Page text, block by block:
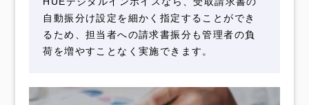
自動振分け設定を細かく指定することができ
るため、担当者への請求書振分も管理者の負
荷を増やすことなく実施できます。